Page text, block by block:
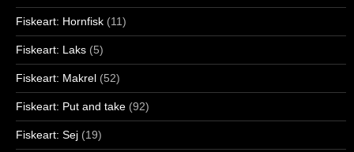
Fiskeart: Hornfisk (11)
Fiskeart: Laks (5)
Fiskeart: Makrel (52)
Fiskeart: Put and take (92)
Fiskeart: Sej (19)